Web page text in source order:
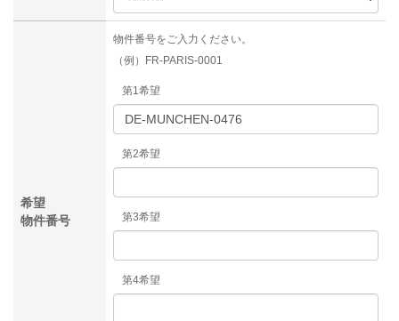
希望
物件番号
物件番号をご入力ください。
（例）FR-PARIS-0001
第1希望
第2希望
第3希望
第4希望